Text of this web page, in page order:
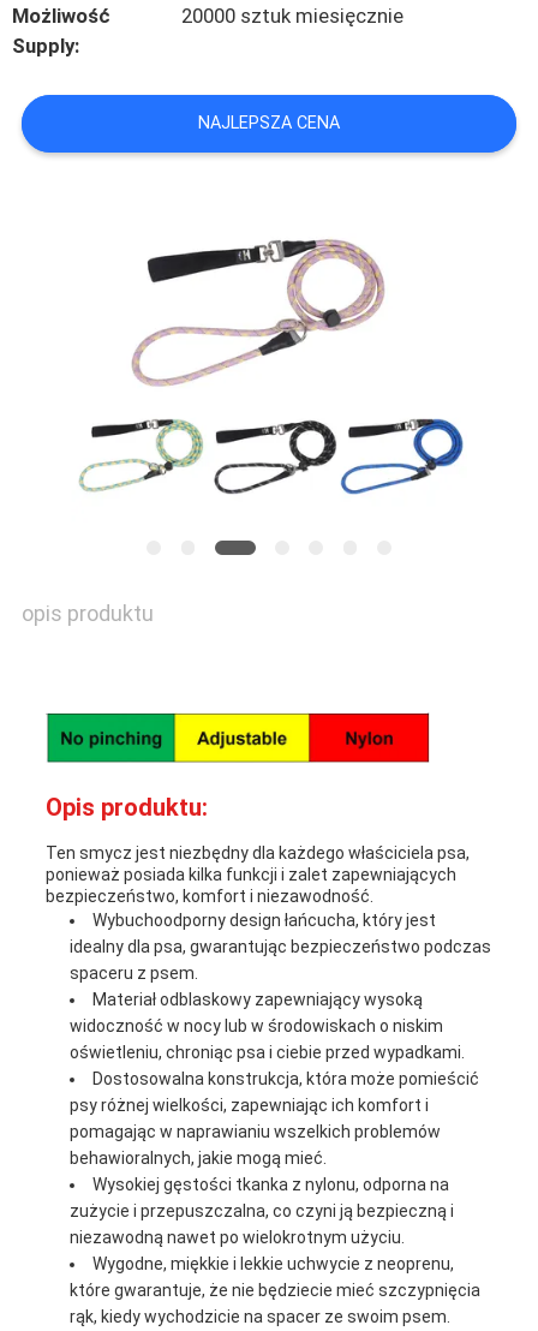
SITEMAP
PRIVACY
Możliwość
Supply:
20000 sztuk miesięcznie
NAJLEPSZA CENA
opis produktu
Opis produktu:
Ten smycz jest niezbędny dla każdego właściciela psa,
ponieważ posiada kilka funkcji i zalet zapewniających
bezpieczeństwo, komfort i niezawodność.
Wybuchoodporny design łańcucha, który jest
idealny dla psa, gwarantując bezpieczeństwo podczas
spaceru z psem.
Materiał odblaskowy zapewniający wysoką
widoczność w nocy lub w środowiskach o niskim
oświetleniu, chroniąc psa i ciebie przed wypadkami.
Dostosowalna konstrukcja, która może pomieścić
psy różnej wielkości, zapewniając ich komfort i
pomagając w naprawianiu wszelkich problemów
behawioralnych, jakie mogą mieć.
Wysokiej gęstości tkanka z nylonu, odporna na
zużycie i przepuszczalna, co czyni ją bezpieczną i
niezawodną nawet po wielokrotnym użyciu.
Wygodne, miękkie i lekkie uchwycie z neoprenu,
które gwarantuje, że nie będziecie mieć szczypnięcia
rąk, kiedy wychodzicie na spacer ze swoim psem.